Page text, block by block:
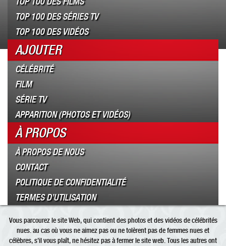
TOP 100 DES SÉRIES TV
TOP 100 DES VIDÉOS
AJOUTER
CÉLÉBRITÉ
FILM
SÉRIE TV
APPARITION (PHOTOS ET VIDÉOS)
À PROPOS
À PROPOS DE NOUS
CONTACT
POLITIQUE DE CONFIDENTIALITÉ
TERMES D’UTILISATION
Vous parcourez le site Web, qui contient des photos et des vidéos de célébrités
nues. au cas où vous ne aimez pas ou ne tolèrent pas de femmes nues et
célèbres, s’il vous plaît, ne hésitez pas à fermer le site web. Tous les autres ont